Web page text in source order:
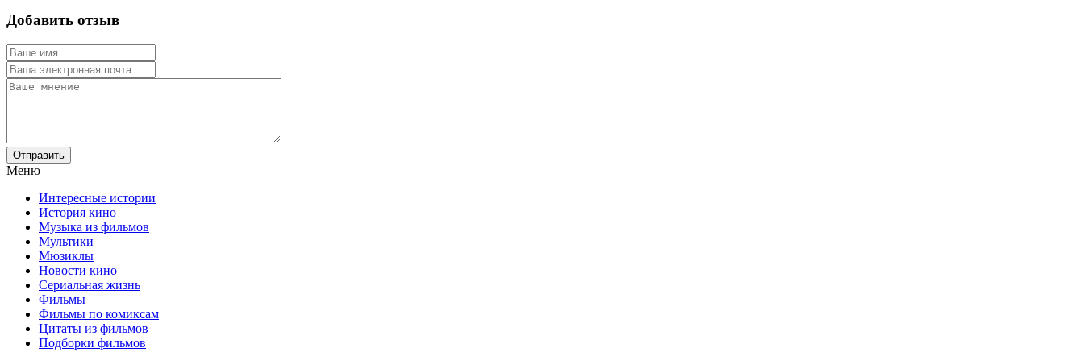
Добавить отзыв
Отправить
Меню
Интересные истории
История кино
Музыка из фильмов
Мультики
Мюзиклы
Новости кино
Сериальная жизнь
Фильмы
Фильмы по комиксам
Цитаты из фильмов
Подборки фильмов